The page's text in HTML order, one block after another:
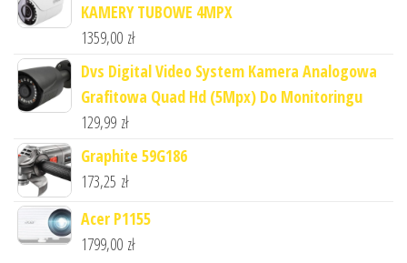
KAMERY TUBOWE 4MPX
1359,00 zł
Dvs Digital Video System Kamera Analogowa
Grafitowa Quad Hd (5Mpx) Do Monitoringu
129,99 zł
Graphite 59G186
173,25 zł
Acer P1155
1799,00 zł